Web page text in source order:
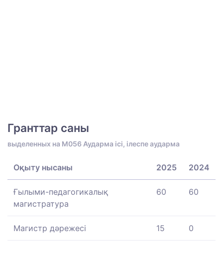
Гранттар саны
выделенных на M056 Аударма ісі, ілеспе аударма
Оқыту нысаны 2025 2024
Ғылыми-педагогикалық
магистратура
60 60
Магистр дәрежесі 15 0